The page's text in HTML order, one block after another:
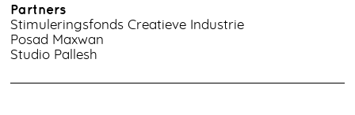
Partners
Stimuleringsfonds Creatieve Industrie
Posad Maxwan
Studio Pallesh